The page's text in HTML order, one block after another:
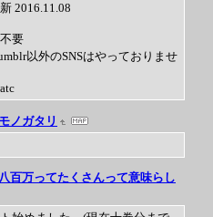
2016.11.08
要
以外のSNSはやっておりませ
モノガタリ
八百万ってたくさんって意味らし